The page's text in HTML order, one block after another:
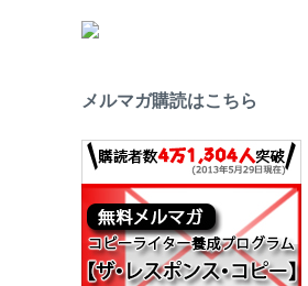
メルマガ購読はこちら